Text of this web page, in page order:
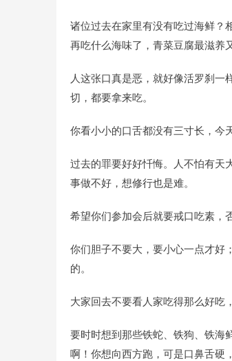
诸位过去在家里有没有吃过海鲜？
再吃什么海味了，青菜豆腐最滋养
人这张口真是恶，就好像活罗刹
切，都要拿来吃。
你看小小的口舌都没有三寸长，今
过去的罪要好好忏悔。人不怕有天
事做不好，想修行也是难。
希望你们参加会后就要戒口吃素，
你们胆子不要大，要小心一点才好
的。
大家回去不要看人家吃得那么好吃
要时时想到那些铁蛇、铁狗、铁海
啊！你想向西方跑，可是口鼻舌硬